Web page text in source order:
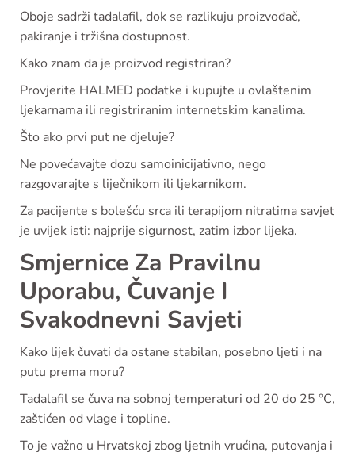
Oboje sadrži tadalafil, dok se razlikuju proizvođač,
pakiranje i tržišna dostupnost.
Kako znam da je proizvod registriran?
Provjerite HALMED podatke i kupujte u ovlaštenim
ljekarnama ili registriranim internetskim kanalima.
Što ako prvi put ne djeluje?
Ne povećavajte dozu samoinicijativno, nego
razgovarajte s liječnikom ili ljekarnikom.
Za pacijente s bolešću srca ili terapijom nitratima savjet
je uvijek isti: najprije sigurnost, zatim izbor lijeka.
Smjernice Za Pravilnu
Uporabu, Čuvanje I
Svakodnevni Savjeti
Kako lijek čuvati da ostane stabilan, posebno ljeti i na
putu prema moru?
Tadalafil se čuva na sobnoj temperaturi od 20 do 25 °C,
zaštićen od vlage i topline.
To je važno u Hrvatskoj zbog ljetnih vrućina, putovanja i